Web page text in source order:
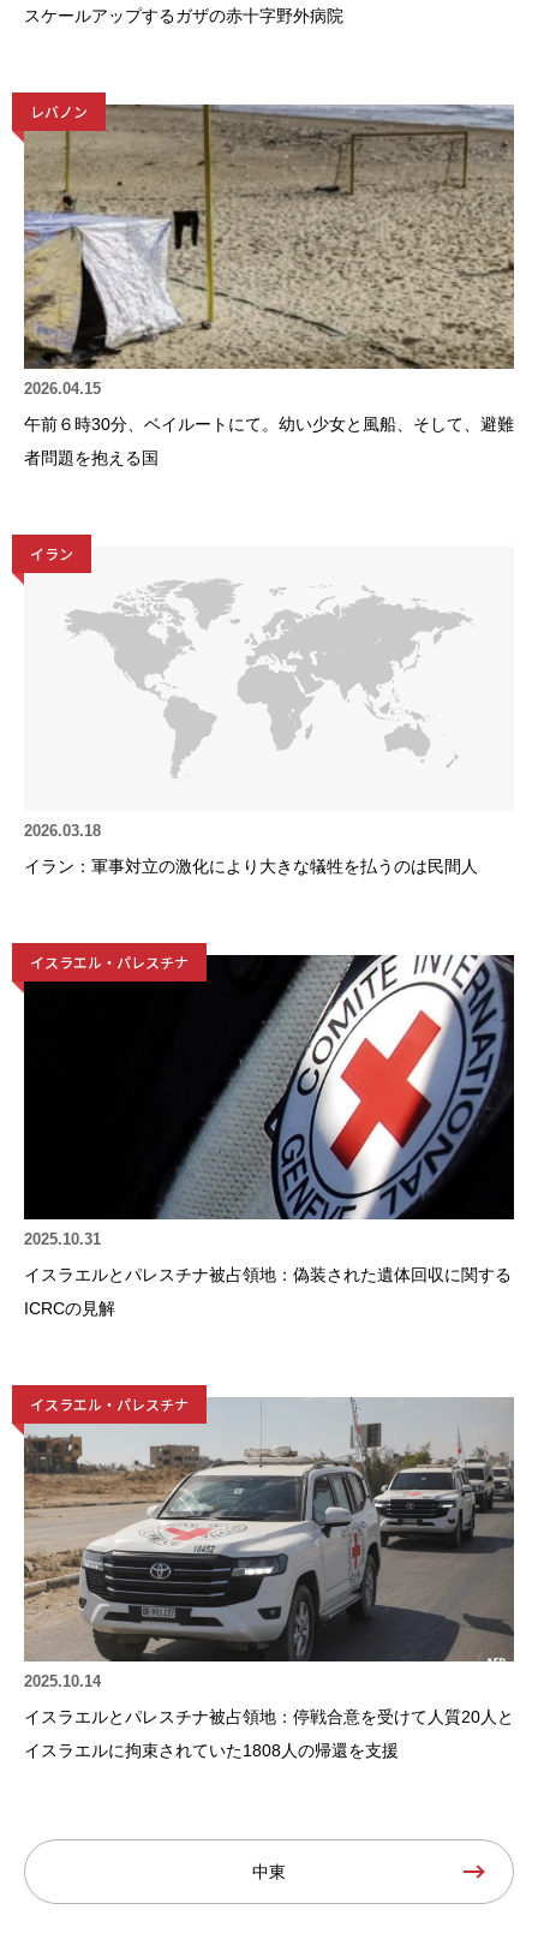
スケールアップするガザの赤十字野外病院
レバノン
2026.04.15
午前６時30分、ベイルートにて。幼い少女と風船、そして、避難
者問題を抱える国
イラン
2026.03.18
イラン：軍事対立の激化により大きな犠牲を払うのは民間人
イスラエル・パレスチナ
2025.10.31
イスラエルとパレスチナ被占領地：偽装された遺体回収に関する
ICRCの見解
イスラエル・パレスチナ
2025.10.14
イスラエルとパレスチナ被占領地：停戦合意を受けて人質20人と
イスラエルに拘束されていた1808人の帰還を支援
中東